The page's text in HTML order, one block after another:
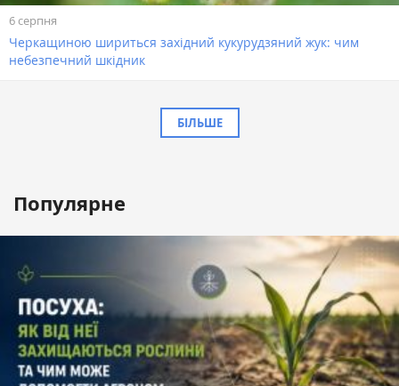
6 серпня
Черкащиною шириться західний кукурудзяний жук: чим
небезпечний шкідник
БІЛЬШЕ
Популярне